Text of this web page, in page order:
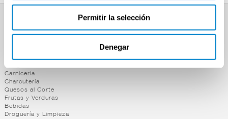
Permitir la selección
Denegar
Lácteos
Congelados
Carnicería
Charcutería
Quesos al Corte
Frutas y Verduras
Bebidas
Droguería y Limpieza